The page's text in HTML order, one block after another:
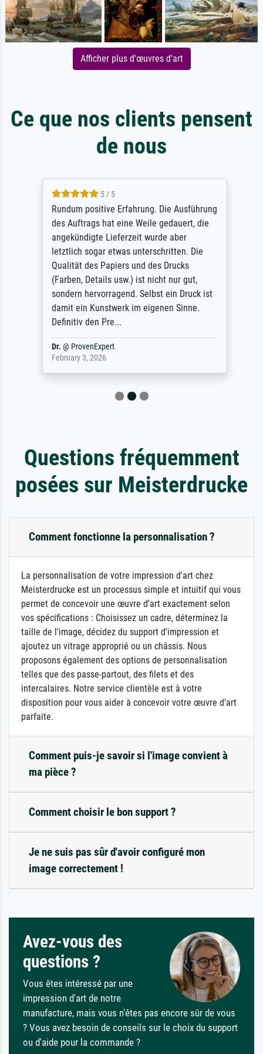
Afficher plus d'œuvres d'art
Ce que nos clients pensent
de nous
5 / 5
Rundum positive Erfahrung. Die Ausführung
des Auftrags hat eine Weile gedauert, die
angekündigte Lieferzeit wurde aber
letztlich sogar etwas unterschritten. Die
Qualität des Papiers und des Drucks
(Farben, Details usw.) ist nicht nur gut,
sondern hervorragend. Selbst ein Druck ist
damit ein Kunstwerk im eigenen Sinne.
Definitiv den Pre...
Dr.@ProvenExpert
February 3, 2026
Questions fréquemment
posées sur Meisterdrucke
Comment fonctionne la personnalisation ?
La personnalisation de votre impression d'art chez
Meisterdrucke est un processus simple et intuitif qui vous
permet de concevoir une œuvre d'art exactement selon
vos spécifications : Choisissez un cadre, déterminez la
taille de l'image, décidez du support d'impression et
ajoutez un vitrage approprié ou un châssis. Nous
proposons également des options de personnalisation
telles que des passe-partout, des filets et des
intercalaires. Notre service clientèle est à votre
disposition pour vous aider à concevoir votre œuvre d'art
parfaite.
Comment puis-je savoir si l'image convient à
ma pièce ?
Comment choisir le bon support ?
Je ne suis pas sûr d'avoir configuré mon
image correctement !
Avez-vous des
questions ?
Vous êtes intéressé par une
impression d'art de notre
manufacture, mais vous n'êtes pas encore sûr de vous
? Vous avez besoin de conseils sur le choix du support
ou d'aide pour la commande ?